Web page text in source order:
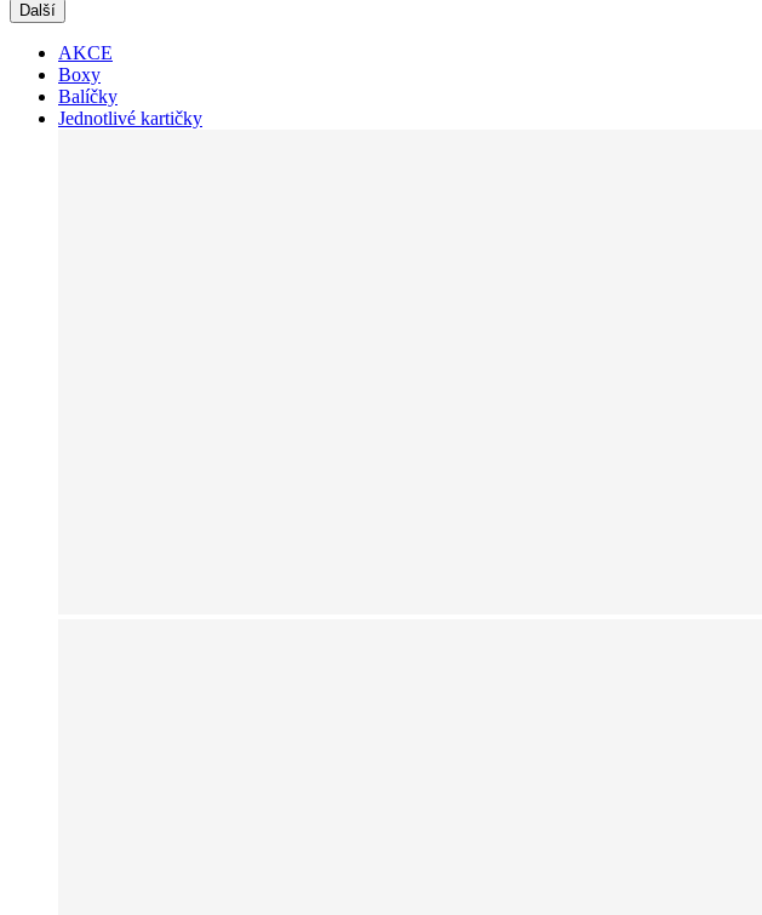
Další
AKCE
Boxy
Balíčky
Jednotlivé kartičky